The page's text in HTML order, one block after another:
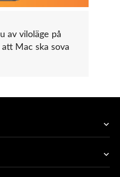
av viloläge på
Mac ska sova